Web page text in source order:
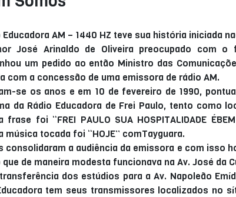
Educadora AM – 1440 HZ teve sua história iniciada
José Arinaldo de Oliveira preocupado com o
um pedido ao então Ministro das
com a concessão de uma emissora de rádio AM.
se os anos e em 10 de fevereiro de 1990,
da Rádio Educadora de Frei Paulo, tento como
frase foi “FREI PAULO SUA HOSPITALIDADE
música tocada foi “HOJE” comTayguara.
consolidaram a audiência da emissora e com isso
de maneira modesta funcionava na Av. José da
dos estúdios para a Av. Napoleão
tem seus transmissores localizados no